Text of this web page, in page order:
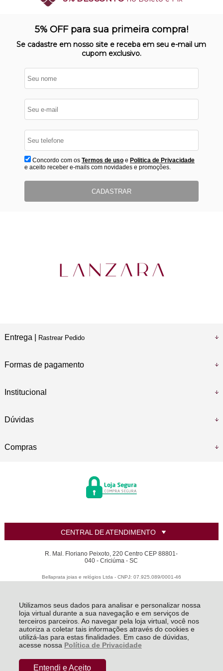
Utilizamos seus dados para analisar e personalizar nossa
loja virtual durante a sua navegação e em serviços de
terceiros parceiros. Ao navegar pela loja virtual, você nos
autoriza a coletar tais informações através do cookies e
utilizá-las para estas finalidades. Em caso de dúvidas,
acesse nossa Política de Privacidade
Entendi e Aceito
Nosso site opera em ambiente
protegido
5% OFF para sua primeira compra!
Se cadastre em nosso site e receba em seu e-mail um
cupom exclusivo.
Concordo com os Termos de usoe Politica de Privacidade
e aceito receber e-mails com novidades e promoções.
CADASTRAR
Entrega | Rastrear Pedido
Formas de pagamento
Institucional
Dúvidas
Compras
CENTRAL DE ATENDIMENTO
R. Mal. Floriano Peixoto, 220 Centro CEP 88801-
040 - Criciúma - SC
Bellaprata joias e relógios Ltda - CNPJ: 07.925.089/0001-46